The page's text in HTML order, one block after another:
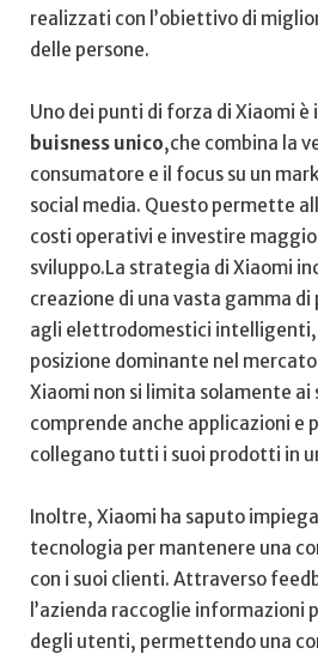
realizzati con‌ l’obiettivo di
delle persone.
Uno dei⁢ punti di forza⁣ di Xiaomi è
buisness ‌unico,che combina la
consumatore e il focus su un
social media. ‍Questo permette
costi operativi ‍e investire⁣
sviluppo.La strategia di Xiaomi
creazione di una vasta gamma di
agli elettrodomestici intelligenti,‌
posizione ​dominante nel‌ mercato
Xiaomi‍ non si limita ⁢solamente
comprende anche⁤ applicazioni e‌
collegano tutti i suoi prodotti in
Inoltre, ‌Xiaomi ha saputo
tecnologia per mantenere ​una
con i‍ suoi clienti. Attraverso
l’azienda raccoglie informazioni
degli utenti, permettendo una